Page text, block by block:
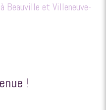
Beauville et Villeneuve-
!